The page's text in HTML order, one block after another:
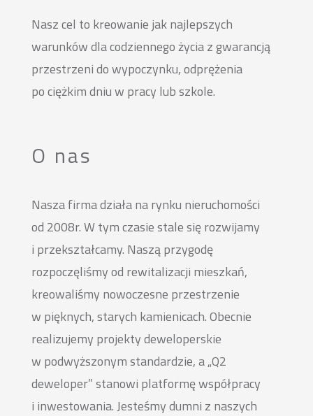
Nasz cel to kreowanie jak najlepszych
warunków dla codziennego życia z gwarancją
przestrzeni do wypoczynku, odprężenia
po ciężkim dniu w pracy lub szkole.
O nas
Nasza firma działa na rynku nieruchomości
od 2008r. W tym czasie stale się rozwijamy
i przekształcamy. Naszą przygodę
rozpoczęliśmy od rewitalizacji mieszkań,
kreowaliśmy nowoczesne przestrzenie
w pięknych, starych kamienicach. Obecnie
realizujemy projekty deweloperskie
w podwyższonym standardzie, a „Q2
deweloper” stanowi platformę współpracy
i inwestowania. Jesteśmy dumni z naszych